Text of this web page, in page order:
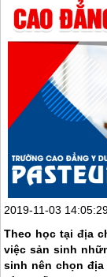
2019-11-03
Theo học tại địa
việc sản sinh
sinh nên chọn